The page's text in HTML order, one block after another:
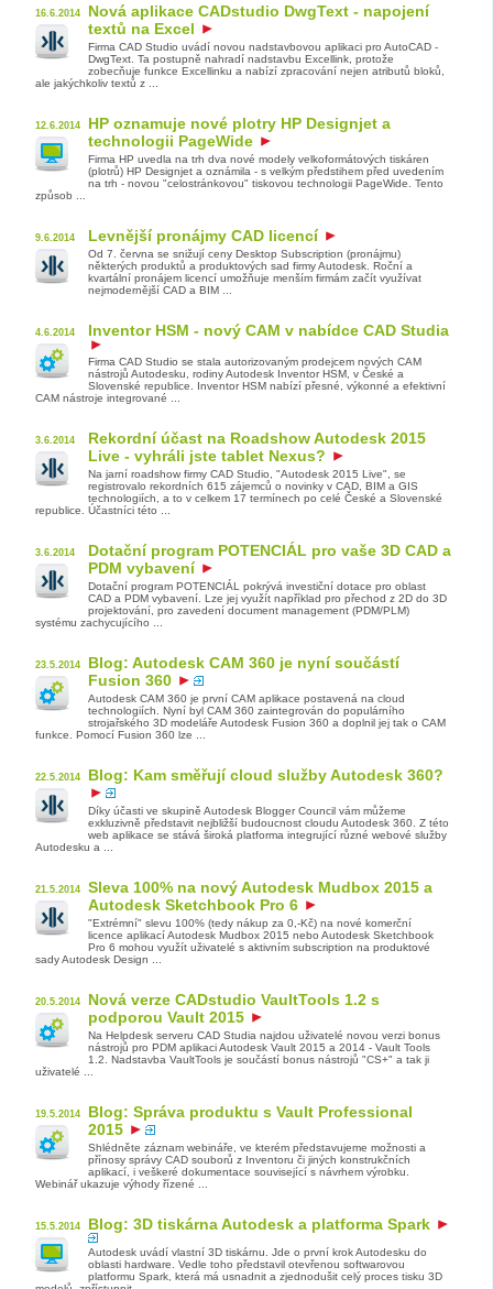
16.6.2014
Nová aplikace CADstudio DwgText - napojení
textů na Excel
Firma CAD Studio uvádí novou nadstavbovou aplikaci pro AutoCAD -
DwgText. Ta postupně nahradí nadstavbu Excellink, protože
zobecňuje funkce Excellinku a nabízí zpracování nejen atributů bloků,
ale jakýchkoliv textů z ...
12.6.2014
HP oznamuje nové plotry HP Designjet a
technologii PageWide
Firma HP uvedla na trh dva nové modely velkoformátových tiskáren
(plotrů) HP Designjet a oznámila - s velkým předstihem před uvedením
na trh - novou "celostránkovou" tiskovou technologii PageWide. Tento
způsob ...
9.6.2014 Levnější pronájmy CAD licencí
Od 7. června se snižují ceny Desktop Subscription (pronájmu)
některých produktů a produktových sad firmy Autodesk. Roční a
kvartální pronájem licencí umožňuje menším firmám začít využívat
nejmodernější CAD a BIM ...
4.6.2014 Inventor HSM - nový CAM v nabídce CAD Studia
Firma CAD Studio se stala autorizovaným prodejcem nových CAM
nástrojů Autodesku, rodiny Autodesk Inventor HSM, v České a
Slovenské republice. Inventor HSM nabízí přesné, výkonné a efektivní
CAM nástroje integrované ...
3.6.2014
Rekordní účast na Roadshow Autodesk 2015
Live - vyhráli jste tablet Nexus?
Na jarní roadshow firmy CAD Studio, "Autodesk 2015 Live", se
registrovalo rekordních 615 zájemců o novinky v CAD, BIM a GIS
technologiích, a to v celkem 17 termínech po celé České a Slovenské
republice. Účastníci této ...
3.6.2014
Dotační program POTENCIÁL pro vaše 3D CAD a
PDM vybavení
Dotační program POTENCIÁL pokrývá investiční dotace pro oblast
CAD a PDM vybavení. Lze jej využít například pro přechod z 2D do 3D
projektování, pro zavedení document management (PDM/PLM)
systému zachycujícího ...
23.5.2014
Blog: Autodesk CAM 360 je nyní součástí
Fusion 360
Autodesk CAM 360 je první CAM aplikace postavená na cloud
technologiích. Nyní byl CAM 360 zaintegrován do populárního
strojařského 3D modeláře Autodesk Fusion 360 a doplnil jej tak o CAM
funkce. Pomocí Fusion 360 lze ...
22.5.2014 Blog: Kam směřují cloud služby Autodesk 360?
Díky účasti ve skupině Autodesk Blogger Council vám můžeme
exkluzivně představit nejbližší budoucnost cloudu Autodesk 360. Z této
web aplikace se stává široká platforma integrující různé webové služby
Autodesku a ...
21.5.2014
Sleva 100% na nový Autodesk Mudbox 2015 a
Autodesk Sketchbook Pro 6
"Extrémní" slevu 100% (tedy nákup za 0,-Kč) na nové komerční
licence aplikací Autodesk Mudbox 2015 nebo Autodesk Sketchbook
Pro 6 mohou využít uživatelé s aktivním subscription na produktové
sady Autodesk Design ...
20.5.2014
Nová verze CADstudio VaultTools 1.2 s
podporou Vault 2015
Na Helpdesk serveru CAD Studia najdou uživatelé novou verzi bonus
nástrojů pro PDM aplikaci Autodesk Vault 2015 a 2014 - Vault Tools
1.2. Nadstavba VaultTools je součástí bonus nástrojů "CS+" a tak ji
uživatelé ...
19.5.2014
Blog: Správa produktu s Vault Professional
2015
Shlédněte záznam webináře, ve kterém představujeme možnosti a
přínosy správy CAD souborů z Inventoru či jiných konstrukčních
aplikací, i veškeré dokumentace související s návrhem výrobku.
Webinář ukazuje výhody řízené ...
15.5.2014 Blog: 3D tiskárna Autodesk a platforma Spark
Autodesk uvádí vlastní 3D tiskárnu. Jde o první krok Autodesku do
oblasti hardware. Vedle toho představil otevřenou softwarovou
platformu Spark, která má usnadnit a zjednodušit celý proces tisku 3D